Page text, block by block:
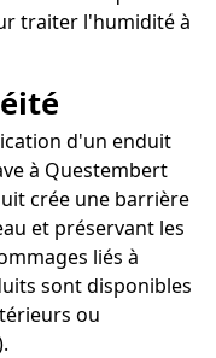
traiter l'humidité à
d'un enduit
à Questembert
crée une barrière
et préservant les
liés à
sont disponibles
ou